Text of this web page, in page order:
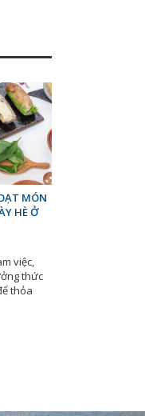
MÓN
HÈ Ở
việc,
thức
thỏa